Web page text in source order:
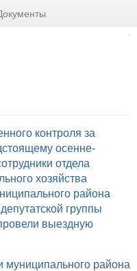
осенне-
отдела
хозяйства
района
группы
выездную